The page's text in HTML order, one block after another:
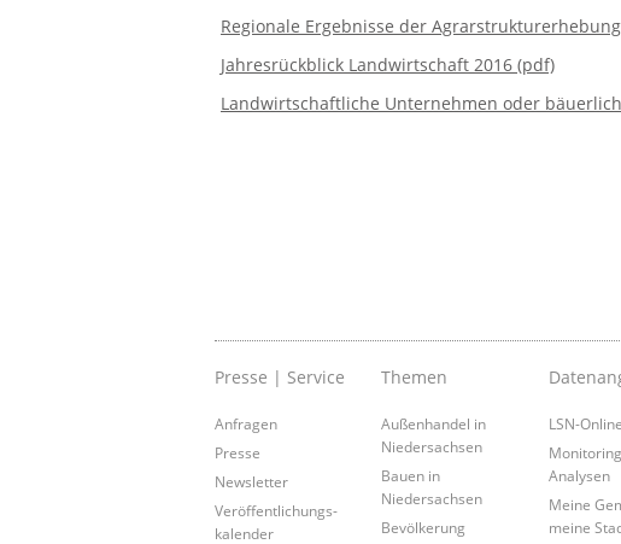
Regionale Ergebnisse der
Jahresrückblick Landwirtschaft 2016 (pdf)
Landwirtschaftliche Unternehmen oder
Presse | Service
Anfragen
Presse
Newsletter
Veröffentlichungs-
kalender
Themen
Außenhandel in
Niedersachsen
Bauen in
Niedersachsen
Bevölkerung
LSN-
Analysen
Meine
meine